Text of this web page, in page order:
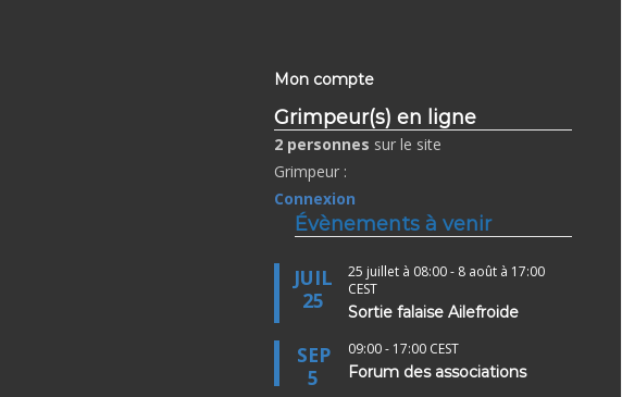
Mon compte
Grimpeur(s) en ligne
2 personnes sur le site
Grimpeur :
Connexion
Évènements à venir
JUIL
25
25 juillet à 08:00- 8 août à 17:00
CEST
Sortie falaise Ailefroide
SEP
5
09:00- 17:00 CEST
Forum des associations